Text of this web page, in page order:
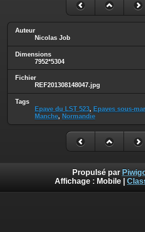
Auteur
Nicolas Job
Dimensions
7952*5304
Fichier
REF201308148047.jpg
Tags
Epave du LST 523, Epaves sous-
Manche, Normandie
Propulsé par
Affichage : Mobile